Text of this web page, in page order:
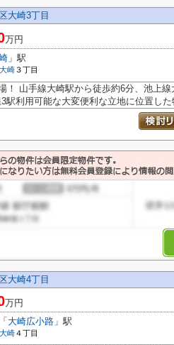
大崎3丁目
万円
」駅
大崎３丁目
！ 山手線大崎駅から徒歩約6分、池上
駅利用可能な大変便利な立地に位置し
大崎4丁目
万円
「 大崎広小路 」駅
大崎４丁目